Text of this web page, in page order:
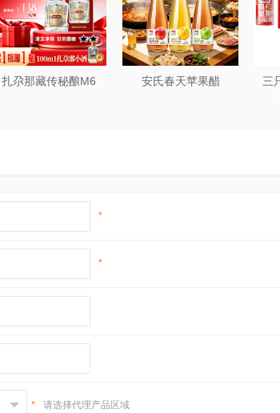
扎尕那藏传秘酿M6 安氏春天苹果醋
三
*
*
* 请选择代理产品区域